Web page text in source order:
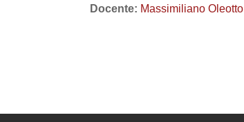
Docente: Massimiliano Oleotto